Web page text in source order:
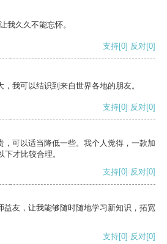
我久久不能忘怀。
支持[0] 反对[0]
我可以结识到来自世界各地的朋友。
支持[0] 反对[0]
，可以适当降低一些。我个人觉得，一款加
才比较合理。
支持[0] 反对[0]
益友，让我能够随时随地学习新知识，拓宽
支持[0] 反对[0]